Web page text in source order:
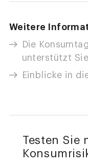
Weitere
Die
unterstützt
Einblicke in
Testen Sie